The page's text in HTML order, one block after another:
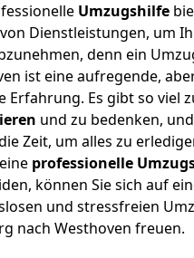
Umzugshilfe
Dienstleistungen, um
denn ein
ist eine aufregende,
Erfahrung. Es gibt so viel
und zu bedenken,
Zeit, um alles zu
professionelle
können Sie sich auf
und stressfreien
nach Westhoven freuen.